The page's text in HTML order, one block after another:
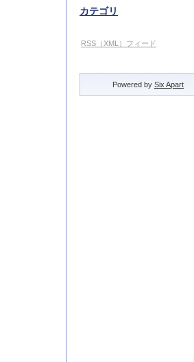
カテゴリ
RSS（XML）フィード
Powered by Six Apart